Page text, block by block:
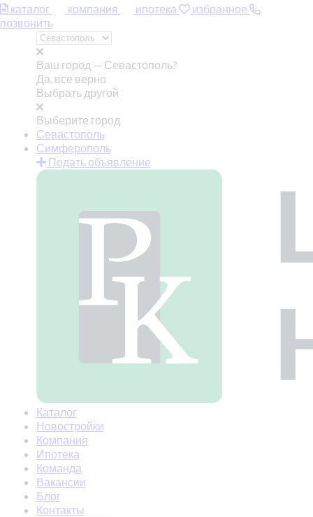
каталог компания ипотека
избранное
позвонить
Ваш город — Севастополь?
Да, все верно
Выбрать другой
Выберите город
Севастополь
Симферополь
Подать объявление
Каталог
Новостройки
Компания
Ипотека
Команда
Вакансии
Блог
Контакты